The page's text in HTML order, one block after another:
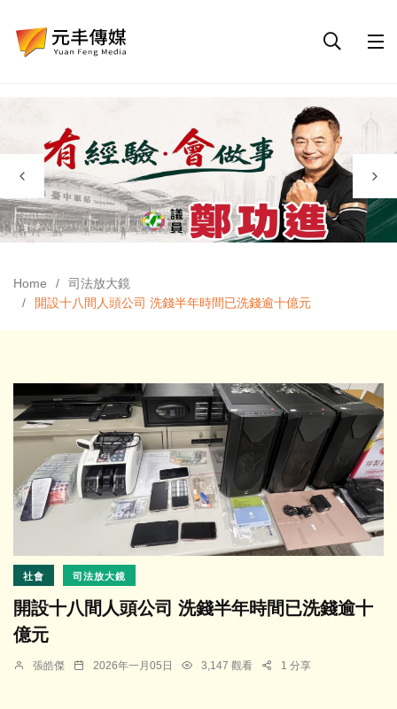
Home
司法放大鏡
開設十八間人頭公司 洗錢半年時間已洗錢逾十億元
社會 司法放大鏡
開設十八間人頭公司 洗錢半年時間已洗錢逾十
億元
張皓傑 2026年一月05日 3,147 觀看 1 分享